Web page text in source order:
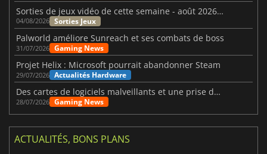
Sorties de jeux vidéo de cette semaine - août 2026 (semaine 32)
04/08/2026 Sorties Jeux
Palworld améliore Sunreach et ses combats de boss
31/07/2026 Gaming News
Projet Helix : Microsoft pourrait abandonner Steam
29/07/2026 Actualités Hardware
Des cartes de logiciels malveillants et une prise de contrôle de Discord ont touché Meccha Chameleon
28/07/2026 Gaming News
ACTUALITÉS, BONS PLANS